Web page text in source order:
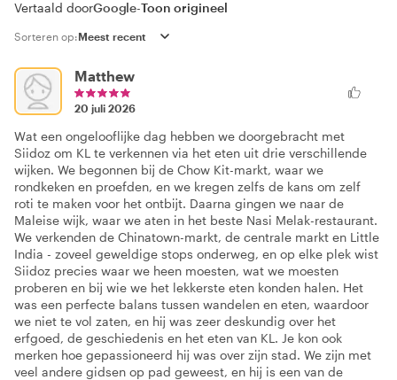
Vertaald doorGoogle-Toon origineel
Sorteren op:
Matthew
20 juli 2026
Wat een ongelooflijke dag hebben we doorgebracht met
Siidoz om KL te verkennen via het eten uit drie verschillende
wijken. We begonnen bij de Chow Kit-markt, waar we
rondkeken en proefden, en we kregen zelfs de kans om zelf
roti te maken voor het ontbijt. Daarna gingen we naar de
Maleise wijk, waar we aten in het beste Nasi Melak-restaurant.
We verkenden de Chinatown-markt, de centrale markt en Little
India - zoveel geweldige stops onderweg, en op elke plek wist
Siidoz precies waar we heen moesten, wat we moesten
proberen en bij wie we het lekkerste eten konden halen. Het
was een perfecte balans tussen wandelen en eten, waardoor
we niet te vol zaten, en hij was zeer deskundig over het
erfgoed, de geschiedenis en het eten van KL. Je kon ook
merken hoe gepassioneerd hij was over zijn stad. We zijn met
veel andere gidsen op pad geweest, en hij is een van de